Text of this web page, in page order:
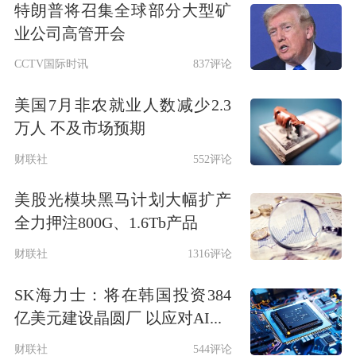
解决。
王石提及的关于姚振华的新闻，应该是
今年7月末姚振华在其公司楼下被讨薪
员工追打的事件。
7月31日上午，姚振华被讨薪的宝能系
前员工围堵，地点在深圳市罗湖区的宝
能中心门口。
据多家媒体报道，姚振华在被众人围堵
过程中，试图抢跑离开未果，在被围堵
特朗普将召集全球部分大型矿
业公司高管开会
CCTV国际时讯 837评论
美国7月非农就业人数减少2.3
万人 不及市场预期
财联社 552评论
美股光模块黑马计划大幅扩产
全力押注800G、1.6Tb产品
财联社 1316评论
SK海力士：将在韩国投资384
亿美元建设晶圆厂 以应对AI...
财联社 544评论